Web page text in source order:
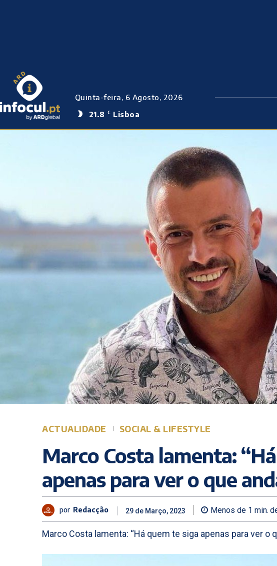
Quinta-feira, 6 Agosto, 2026
21.8
C Lisboa
ACTUALIDADE SOCIAL & LIFESTYLE
Marco Costa lamenta:
apenas para ver o que
por Redacção 29 de Março, 2023 Menos de 1 min.
Marco Costa lamenta: “Há quem te siga apenas para ver o